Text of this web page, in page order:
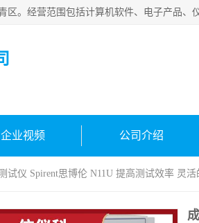
企业视频 公司介绍
试仪 Spirent思博伦 N11U 提高测试效率 灵